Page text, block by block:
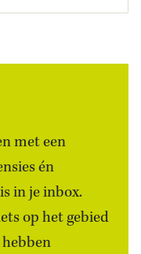
met een
én
in je inbox.
op het gebied